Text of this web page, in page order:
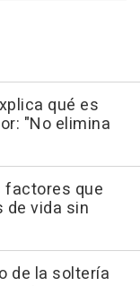
qué es
"No elimina
factores que
de vida sin
de la soltería